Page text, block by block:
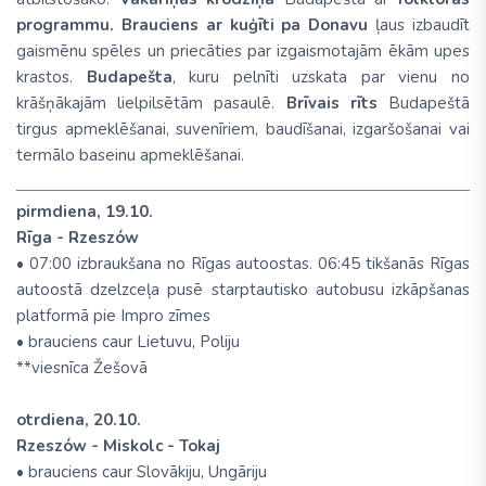
programmu. Brauciens ar kuģīti pa Donavu ļaus izbaudīt
gaismēnu spēles un priecāties par izgaismotajām ēkām upes
krastos. Budapešta, kuru pelnīti uzskata par vienu no
krāšņākajām lielpilsētām pasaulē. Brīvais rīts Budapeštā
tirgus apmeklēšanai, suvenīriem, baudīšanai, izgaršošanai vai
termālo baseinu apmeklēšanai.
pirmdiena, 19.10.
Rīga - Rzeszów
• 07:00 izbraukšana no Rīgas autoostas. 06:45 tikšanās Rīgas
autoostā dzelzceļa pusē starptautisko autobusu izkāpšanas
platformā pie Impro zīmes
• brauciens caur Lietuvu, Poliju
**viesnīca Žešovā
otrdiena, 20.10.
Rzeszów - Miskolc - Tokaj
• brauciens caur Slovākiju, Ungāriju